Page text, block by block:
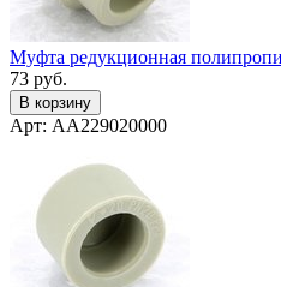
Муфта редукционная
73 руб.
В корзину
Арт: AA229020000